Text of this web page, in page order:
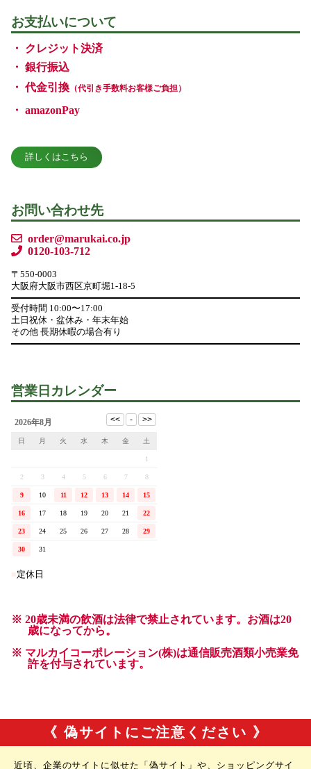
《 偽サイトにご注意ください 》
近頃、企業のサイトに似せた「偽サイト」や、ショッピングサイ